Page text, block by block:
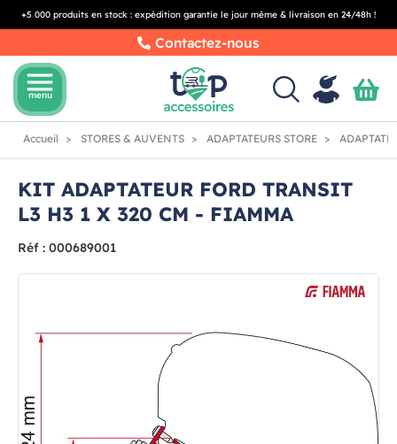
+5 000 produits en stock : expédition garantie le jour même & livraison en 24/48h !
Contactez-nous
menu
menu
Accueil STORES & AUVENTS ADAPTATEURS STORE
KIT ADAPTATEUR FORD TRANSIT
L3 H3 1 X 320 CM - FIAMMA
Réf : 000689001